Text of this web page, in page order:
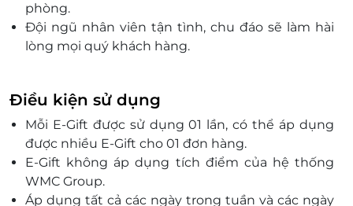
phòng.
Đội ngũ nhân viên tận tình, chu đáo sẽ làm hài
lòng mọi quý khách hàng.
Điều kiện sử dụng
Mỗi E-Gift được sử dụng 01 lần, có thể áp dụng
được nhiều E-Gift cho 01 đơn hàng.
E-Gift không áp dụng tích điểm của hệ thống
WMC Group.
Áp dụng tất cả các ngày trong tuần và các ngày